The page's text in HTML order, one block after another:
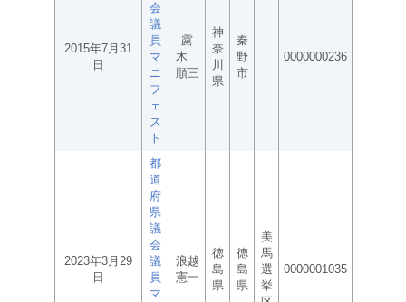
2015年7月31
日
会
議
員
マ
ニ
フ
ェ
ス
ト
露
木
順三
神
奈
川
県
秦
野
市
0000000236
2023年3月29
日
都
道
府
県
議
会
議
員
マ
浪越
憲一
徳
島
県
徳
島
県
美
馬
選
挙
0000001035